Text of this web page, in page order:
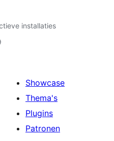
installaties
Showcase
Thema's
Plugins
Patronen